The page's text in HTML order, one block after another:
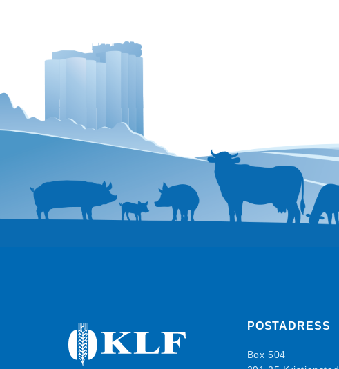
POSTADRESS
Box 504